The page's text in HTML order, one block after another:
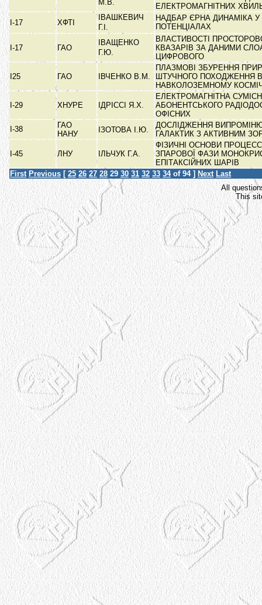
М.В.
ЕЛЕКТРОМАГНІТНИХ
І-17
ХФТІ
ІВАШКЕВИЧ
Г.І.
НАДБАР ЄРНА ДИНАМІКА
ПОТЕНЦІАЛАХ
І-17 ГАО
ІВАЩЕНКО
Г.Ю.
ВЛАСТИВОСТІ
КВАЗАРІВ ЗА ДАНИМИ
ЦИФРОВОГО
І25 ГАО ІВЧЕНКО В.М.
ПЛАЗМОВІ ЗБУРЕННЯ
ШТУЧНОГО ПОХОДЖЕННЯ В
НАВКОЛОЗЕМНОМУ
І-29 ХНУРЕ ІДРІССІ Я.Х.
ЕЛЕКТРОМАГНІТНА
АБОНЕНТСЬКОГО
ОФІСНИХ
І-38
ГАО
НАНУ
ІЗОТОВА І.Ю.
ДОСЛІДЖЕННЯ
ГАЛАКТИК З АКТИВНИМ
І-45 ЛНУ ІЛЬЧУК Г.А.
ФІЗИЧНІ ОСНОВИ
ЗПАРОВОЇ ФАЗИ
ЕПІТАКСІЙНИХ ШАРІВ
First Previous [ 25 26 27 28 29 30 31 32 33 34of 94 ] Next Last
All
This